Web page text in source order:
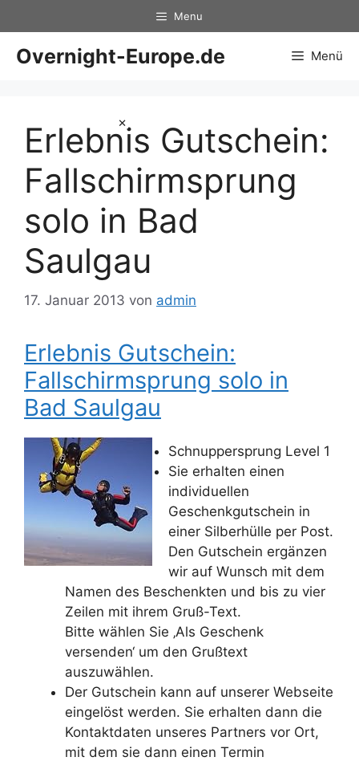
×
Inhalt
springen
Menu
Overnight-Europe.de Menü
Erlebnis Gutschein:
Fallschirmsprung
solo in Bad
Saulgau
17. Januar 2013 von admin
Erlebnis Gutschein:
Fallschirmsprung solo in
Bad Saulgau
Schnuppersprung Level 1
Sie erhalten einen
individuellen
Geschenkgutschein in
einer Silberhülle per Post.
Den Gutschein ergänzen
wir auf Wunsch mit dem
Namen des Beschenkten und bis zu vier
Zeilen mit ihrem Gruß-Text.
Bitte wählen Sie ‚Als Geschenk
versenden‘ um den Grußtext
auszuwählen.
Der Gutschein kann auf unserer Webseite
eingelöst werden. Sie erhalten dann die
Kontaktdaten unseres Partners vor Ort,
mit dem sie dann einen Termin